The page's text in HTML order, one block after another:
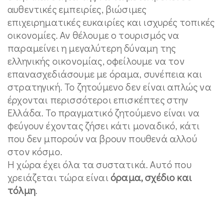
αυθεντικές εμπειρίες, βιώσιμες
επιχειρηματικές ευκαιρίες και ισχυρές τοπικές
οικονομίες. Αν θέλουμε ο τουρισμός να
παραμείνει η μεγαλύτερη δύναμη της
ελληνικής οικονομίας, οφείλουμε να τον
επανασχεδιάσουμε με όραμα, συνέπεια και
στρατηγική. Το ζητούμενο δεν είναι απλώς να
έρχονται περισσότεροι επισκέπτες στην
Ελλάδα. Το πραγματικό ζητούμενο είναι να
φεύγουν έχοντας ζήσει κάτι μοναδικό, κάτι
που δεν μπορούν να βρουν πουθενά αλλού
στον κόσμο.
Η χώρα έχει όλα τα συστατικά. Αυτό που
χρειάζεται τώρα είναιόραμα, σχέδιο και
τόλμη.